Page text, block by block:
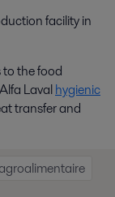
facility in
the food
Lavalhygienic
transfer and